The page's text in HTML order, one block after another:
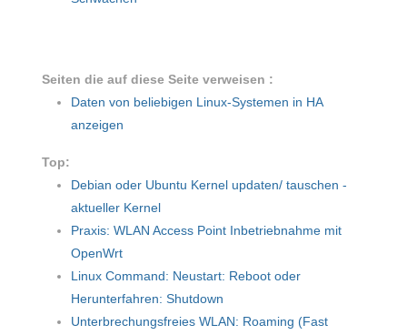
Seiten die auf diese Seite verweisen :
Daten von beliebigen Linux-Systemen in HA
anzeigen
Top:
Debian oder Ubuntu Kernel updaten/ tauschen -
aktueller Kernel
Praxis: WLAN Access Point Inbetriebnahme mit
OpenWrt
Linux Command: Neustart: Reboot oder
Herunterfahren: Shutdown
Unterbrechungsfreies WLAN: Roaming (Fast